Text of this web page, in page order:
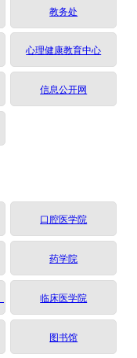
教务处
心理健康教育中心
信息公开网
口腔医学院
药学院
临床医学院
图书馆